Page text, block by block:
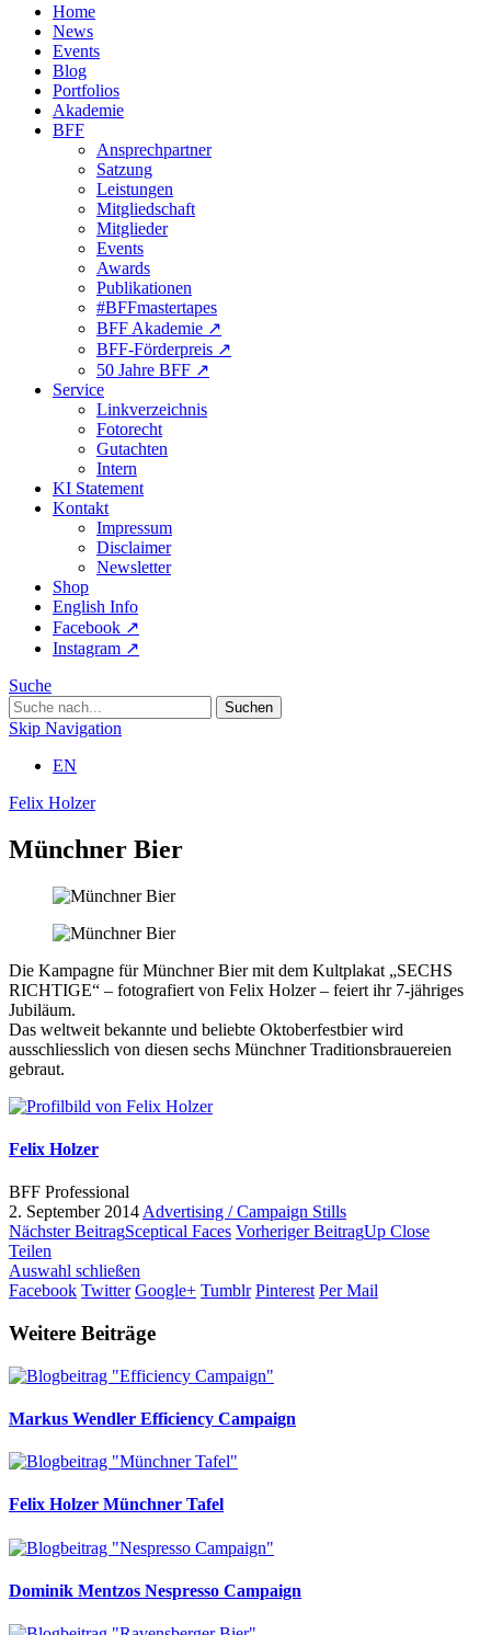
Home
News
Events
Blog
Portfolios
Akademie
BFF
Ansprechpartner
Satzung
Leistungen
Mitgliedschaft
Mitglieder
Events
Awards
Publikationen
#BFFmastertapes
BFF Akademie ↗︎
BFF-Förderpreis ↗︎
50 Jahre BFF ↗︎
Service
Linkverzeichnis
Fotorecht
Gutachten
Intern
KI Statement
Kontakt
Impressum
Disclaimer
Newsletter
Shop
English Info
Facebook ↗︎
Instagram ↗︎
Suche
Skip Navigation
EN
Felix Holzer
Münchner Bier
Die Kampagne für Münchner Bier mit dem Kultplakat „SECHS
RICHTIGE“ – fotografiert von Felix Holzer – feiert ihr 7-jähriges
Jubiläum.
Das weltweit bekannte und beliebte Oktoberfestbier wird
ausschliesslich von diesen sechs Münchner Traditionsbrauereien
gebraut.
Felix Holzer
BFF Professional
2. September 2014 Advertising / Campaign Stills
Nächster BeitragSceptical Faces Vorheriger BeitragUp Close
Teilen
Auswahl schließen
Facebook Twitter Google+ Tumblr Pinterest Per Mail
Weitere Beiträge
Markus Wendler Efficiency Campaign
Felix Holzer Münchner Tafel
Dominik Mentzos Nespresso Campaign